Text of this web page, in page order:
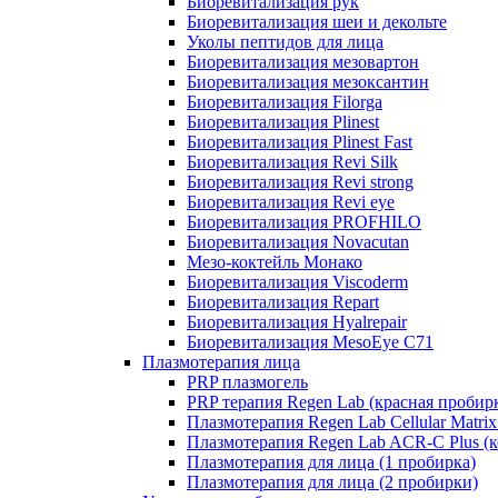
Биоревитализация шеи и декольте
Уколы пептидов для лица
Биоревитализация мезовартон
Биоревитализация мезоксантин
Биоревитализация Filorga
Биоревитализация Plinest
Биоревитализация Plinest Fast
Биоревитализация Revi Silk
Биоревитализация Revi strong
Биоревитализация Revi eye
Биоревитализация PROFHILO
Биоревитализация Novacutan
Мезо-коктейль Монако
Биоревитализация Viscoderm
Биоревитализация Repart
Биоревитализация Hyalrepair
Биоревитализация MesoEye C71
Плазмотерапия лица
PRP плазмогель
PRP терапия Regen Lab (красная
Плазмотерапия Regen Lab Cellular
Плазмотерапия Regen Lab ACR-C Plus
Плазмотерапия для лица (1 пробирка)
Плазмотерапия для лица (2 пробирки)